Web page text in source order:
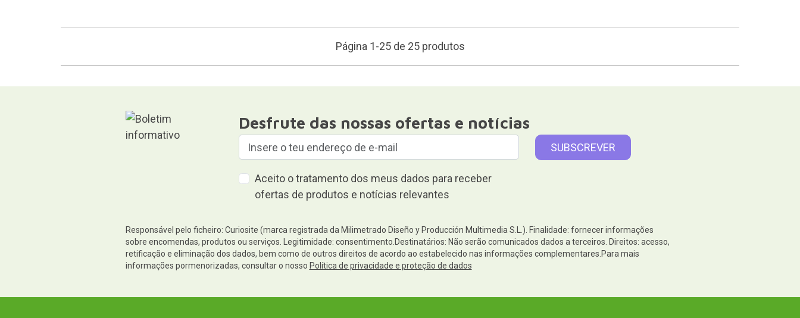
Página 1-25 de 25 produtos
Desfrute das nossas ofertas e notícias
Aceito o tratamento dos meus dados para receber
ofertas de produtos e notícias relevantes
Responsável pelo ficheiro: Curiosite (marca registrada da Milimetrado Diseño y Producción Multimedia S.L.). Finalidade: fornecer informações
sobre encomendas, produtos ou serviços. Legitimidade: consentimento.Destinatários: Não serão comunicados dados a terceiros. Direitos: acesso,
retificação e eliminação dos dados, bem como de outros direitos de acordo ao estabelecido nas informações complementares.Para mais
informações pormenorizadas, consultar o nosso Política de privacidade e proteção de dados